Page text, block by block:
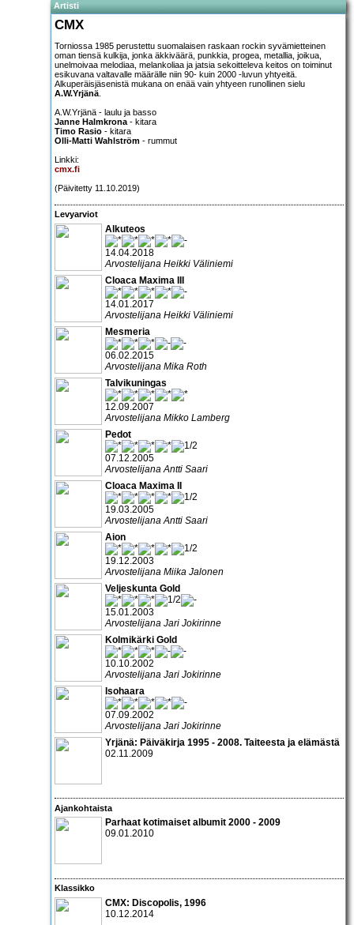
Artisti
CMX
Torniossa 1985 perustettu suomalaisen raskaan rockin syvämietteinen
oman tiensä kulkija, jonka äkkiväärä, punkkia, progea, metallia, joikua,
unelmoivaa melodiaa, melankoliaa ja jatsia sekoitteleva keitos on toiminut
esikuvana valtavalle määrälle niin 90- kuin 2000 -luvun yhtyeitä.
Alkuperäisjäsenistä mukana on enää vain yhtyeen runollinen sielu
A.W.Yrjänä
A.W.Yrjänä - laulu ja basso
Janne Halmkrona - kitara
Timo Rasio - kitara
Olli-Matti Wahlström - rummut
Linkki:
cmx.fi
(Päivitetty 11.10.2019)
Levyarviot
Alkuteos
14.04.2018
Arvostelijana Heikki Väliniemi
Cloaca Maxima III
14.01.2017
Arvostelijana Heikki Väliniemi
Mesmeria
06.02.2015
Arvostelijana Mika Roth
Talvikuningas
12.09.2007
Arvostelijana Mikko Lamberg
Pedot
07.12.2005
Arvostelijana Antti Saari
Cloaca Maxima II
19.03.2005
Arvostelijana Antti Saari
Aion
19.12.2003
Arvostelijana Miika Jalonen
Veljeskunta Gold
15.01.2003
Arvostelijana Jari Jokirinne
Kolmikärki Gold
10.10.2002
Arvostelijana Jari Jokirinne
Isohaara
07.09.2002
Arvostelijana Jari Jokirinne
Yrjänä: Päiväkirja 1995 - 2008. Taiteesta ja elämästä
02.11.2009
Ajankohtaista
Parhaat kotimaiset albumit 2000 - 2009
09.01.2010
Klassikko
CMX: Discopolis, 1996
10.12.2014